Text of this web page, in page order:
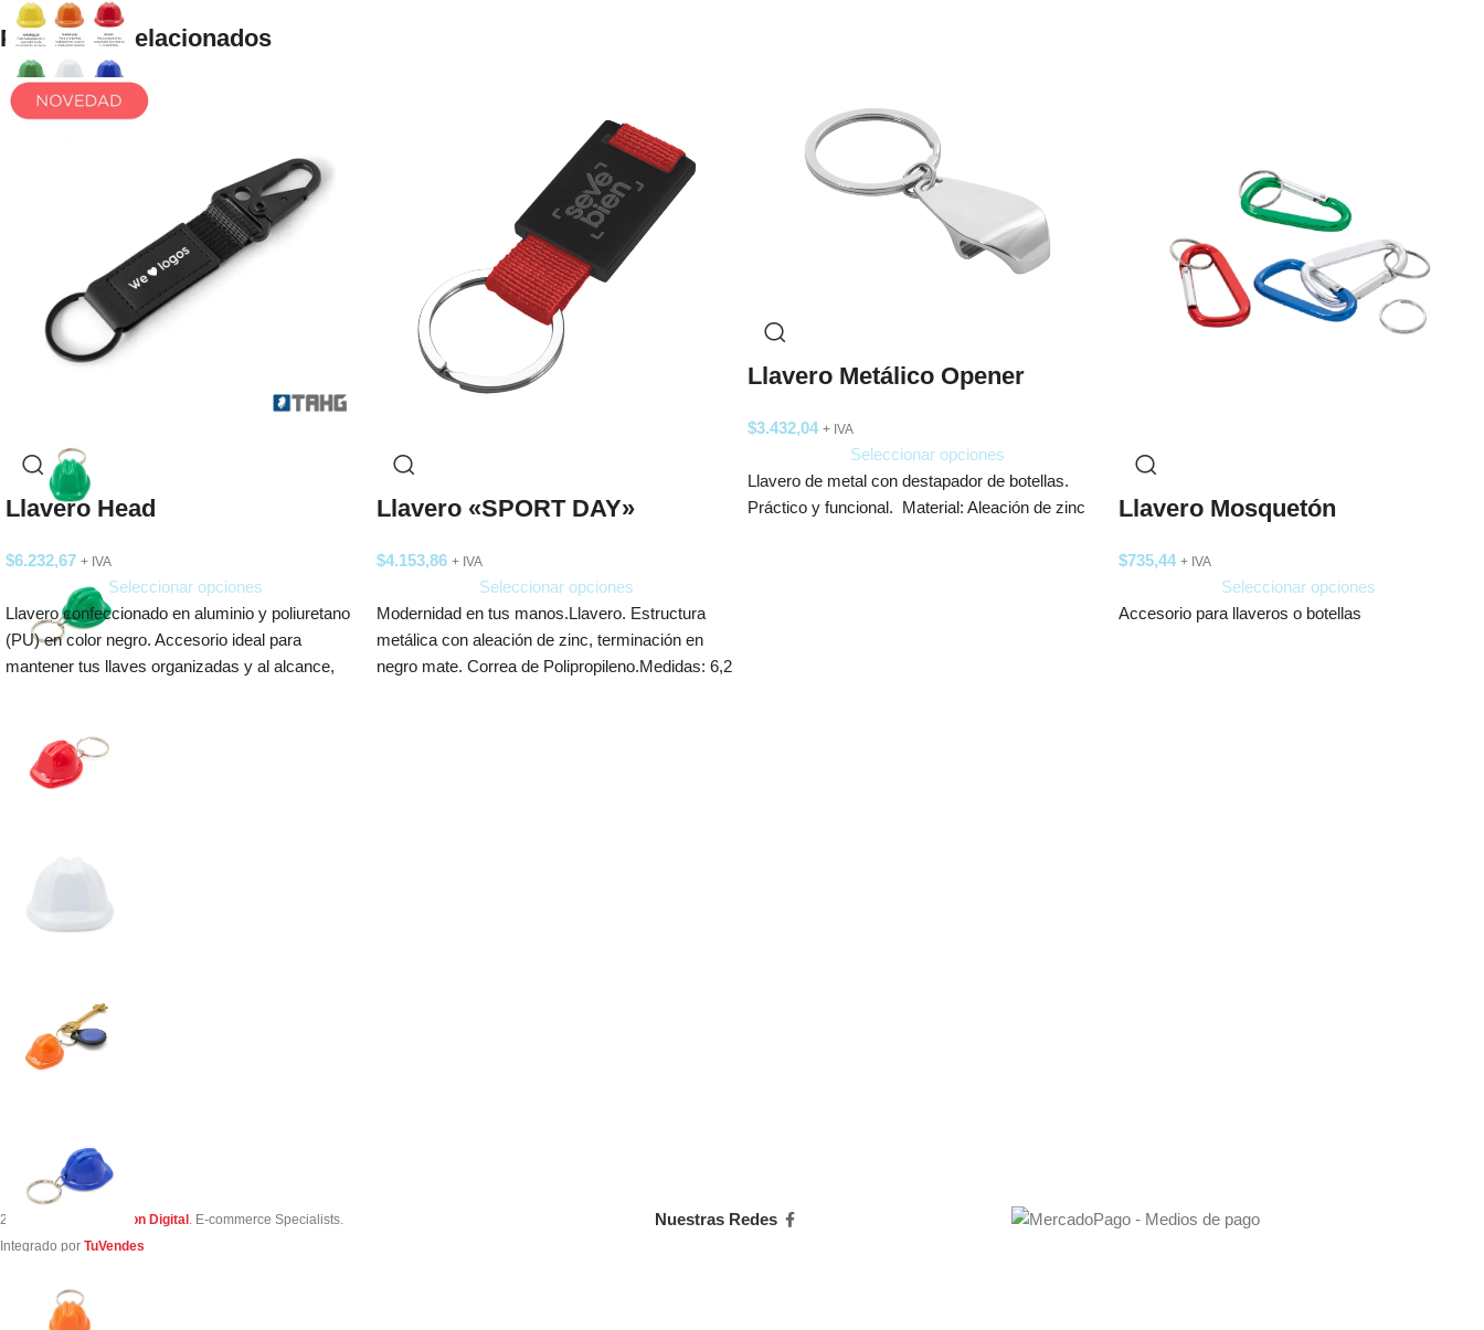
Productos relacionados
Llavero Head
$6.232,67 + IVA
Seleccionar opciones
Llavero confeccionado en aluminio y poliuretano
(PU) en color negro. Accesorio ideal para
mantener tus llaves organizadas y al alcance,
Llavero «SPORT DAY»
$4.153,86 + IVA
Seleccionar opciones
Modernidad en tus manos.Llavero. Estructura
metálica con aleación de zinc, terminación en
negro mate. Correa de Polipropileno.Medidas: 6,2
Llavero Metálico Opener
$3.432,04 + IVA
Seleccionar opciones
Llavero de metal con destapador de botellas.
Práctico y funcional. Material: Aleación de zinc
Llavero Mosquetón
$735,44 + IVA
Seleccionar opciones
Accesorio para llaveros o botellas
2023 Creado por Simon Digital . E-commerce Specialists.
Integrado por TuVendes
Nuestras Redes